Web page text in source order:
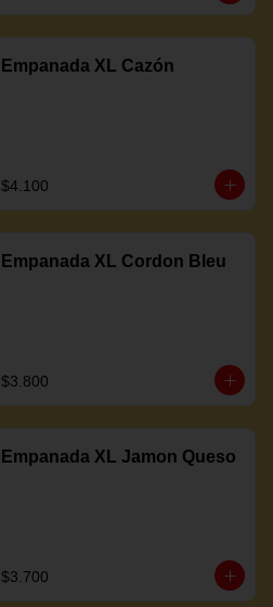
Empanada XL Cazón
$4.100
Empanada XL Cordon Bleu
$3.800
Empanada XL Jamon Queso
$3.700